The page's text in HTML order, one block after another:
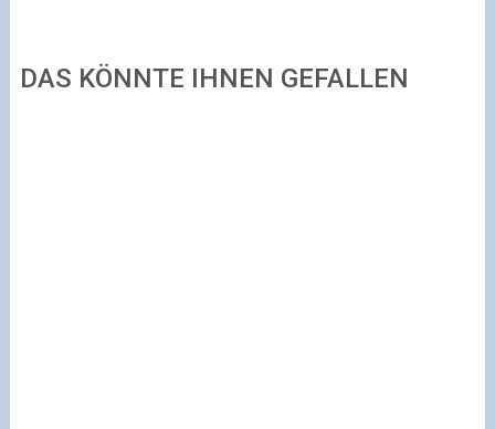
DAS KÖNNTE IHNEN GEFALLEN